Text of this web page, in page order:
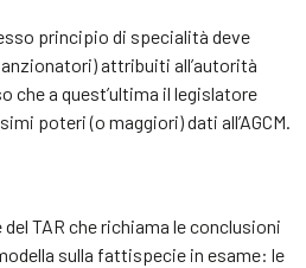
principio di specialità deve
attribuiti all’autorità
che a quest’ultima il legislatore
poteri (o maggiori) dati all’AGCM.
TAR che richiama le conclusioni
sulla fattispecie in esame: le